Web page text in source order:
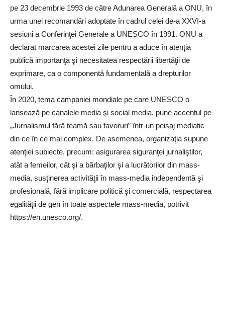
pe 23 decembrie 1993 de către Adunarea Generală a ONU, în
urma unei recomandări adoptate în cadrul celei de-a XXVI-a
sesiuni a Conferinţei Generale a UNESCO în 1991. ONU a
declarat marcarea acestei zile pentru a aduce în atenţia
publică importanţa şi necesitatea respectării libertăţii de
exprimare, ca o componentă fundamentală a drepturilor
omului.
În 2020, tema campaniei mondiale pe care UNESCO o
lansează pe canalele media şi social media, pune accentul pe
„Jurnalismul fără teamă sau favoruri” într-un peisaj mediatic
din ce în ce mai complex. De asemenea, organizaţia supune
atenţiei subiecte, precum: asigurarea siguranţei jurnaliştilor,
atât a femeilor, cât şi a bărbaţilor şi a lucrătorilor din mass-
media, susţinerea activităţii în mass-media independentă şi
profesională, fără implicare politică şi comercială, respectarea
egalităţii de gen în toate aspectele mass-media, potrivit
https://en.unesco.org/.